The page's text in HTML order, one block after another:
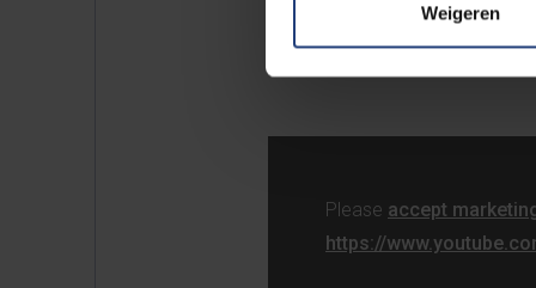
Weigeren
mogelijke oplossingen
Please accept
https://